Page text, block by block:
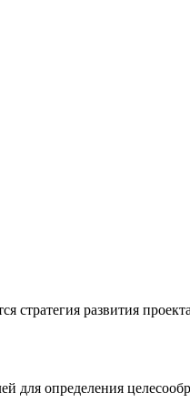
стратегия развития
для определения